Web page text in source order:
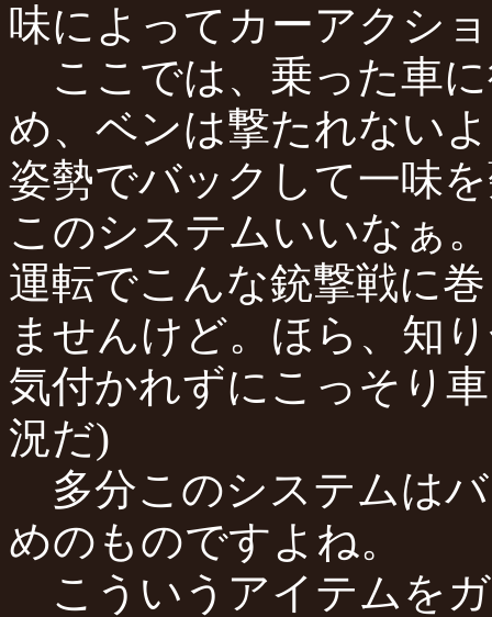
味によってカーアクシ
ここでは、乗った車
め、ベンは撃たれない
姿勢でバックして一味
このシステムいいなぁ
運転でこんな銃撃戦に
ませんけど。ほら、知
気付かれずにこっそり
況だ)
多分このシステムは
めのものですよね。
こういうアイテムを